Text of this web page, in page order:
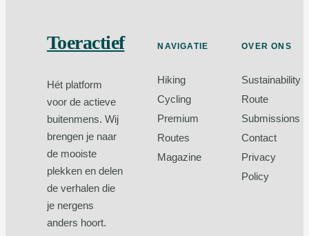
Toeractief
Hét platform
voor de actieve
buitenmens. Wij
brengen je naar
de mooiste
plekken en delen
de verhalen die
je nergens
anders hoort.
NAVIGATIE
Hiking
Cycling
Premium
Routes
Magazine
OVER ONS
Sustainability
Route
Submissions
Contact
Privacy
Policy